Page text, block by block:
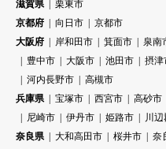
滋賀県
栗東市
京都府
向日市
京都市
大阪府
岸和田市 箕面市 泉南
豊中市
大阪市 池田市 摂津
河内長野市
高槻市
兵庫県
宝塚市 西宮市 高砂市
尼崎市
伊丹市 姫路市
川辺
奈良県
大和高田市 桜井市 奈